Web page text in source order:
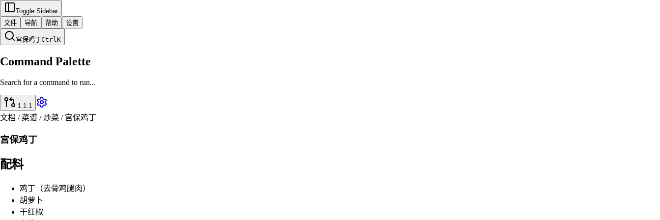
Toggle Sidebar
文件
导航 帮助 设置
宫保鸡丁CtrlK
Command Palette
Search for a command to run...
1.1.1
文档 / 菜谱 / 炒菜 / 宫保鸡丁
宫保鸡丁
配料
鸡丁（去骨鸡腿肉）
胡萝卜
干红椒